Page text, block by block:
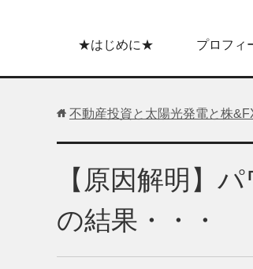
★はじめに★ プロフィ
不動産投資と太陽光発電と株
【原因解明】
の結果・・・